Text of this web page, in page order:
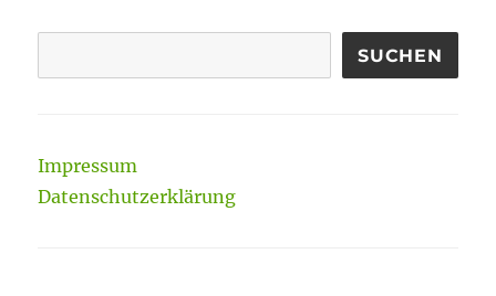
SUCHEN
Impressum
Datenschutzerklärung